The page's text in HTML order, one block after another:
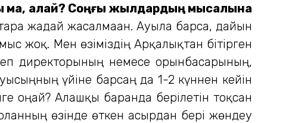
ма, қалай? Соңғы жылдардың мысалына
жағдай жасалмаған. Ауылға барса, дайын
жоқ. Мен өзіміздің Арқалықтан бітірген
директорының немесе орынбасарының,
үйіне барсаң да 1-2 күннен кейін
оңай? Алғашқы барғанда берілетін тоқсан
өзінде өткен ғасырдан бері жөндеу